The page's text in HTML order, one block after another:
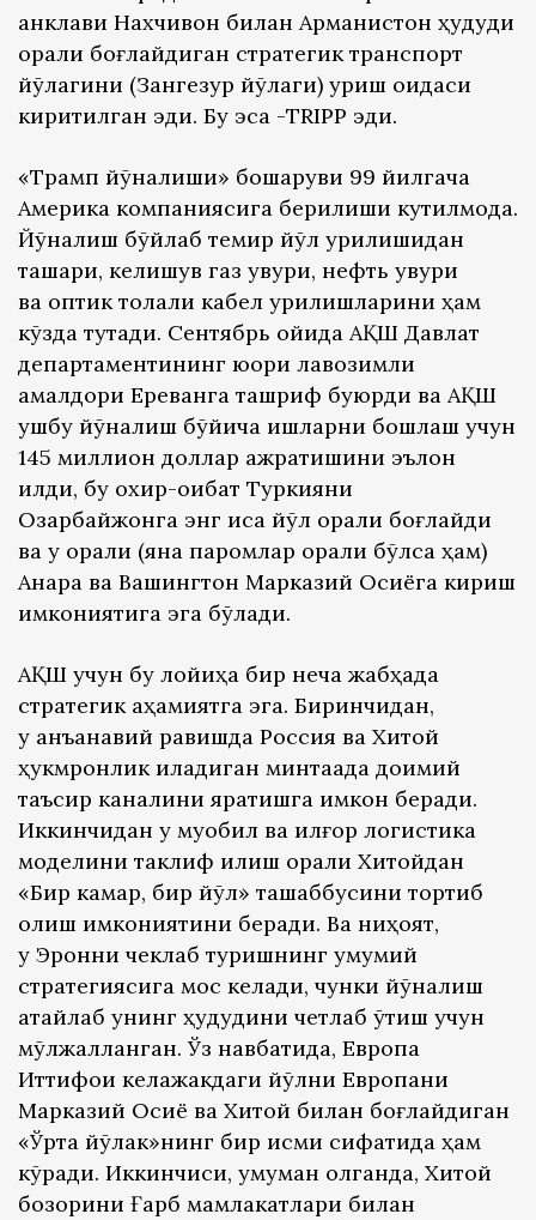
анклави Нахчивон билан Арманистон ҳудуди
орқали боғлайдиган стратегик транспорт
йўлагини (Зангезур йўлаги) қуриш қоидаси
киритилган эди. Бу эса -ТRIPP эди.
«Трамп йўналиши» бошқаруви 99 йилгача
Америка компаниясига берилиши кутилмоқда.
Йўналиш бўйлаб темир йўл қурилишидан
ташқари, келишув газ қувури, нефть қувури
ва оптик толали кабел қурилишларини ҳам
кўзда тутади. Сентябрь ойида АҚШ Давлат
департаментининг юқори лавозимли
амалдори Ереванга ташриф буюрди ва АҚШ
ушбу йўналиш бўйича ишларни бошлаш учун
145 миллион доллар ажратишини эълон
қилди, бу охир-оқибат Туркияни
Озарбайжонга энг қисқа йўл орқали боғлайди
ва у орқали (яна паромлар орқали бўлса ҳам)
Анқара ва Вашингтон Марказий Осиёга кириш
имкониятига эга бўлади.
АҚШ учун бу лойиҳа бир неча жабҳада
стратегик аҳамиятга эга. Биринчидан,
у анъанавий равишда Россия ва Хитой
ҳукмронлик қиладиган минтақада доимий
таъсир каналини яратишга имкон беради.
Иккинчидан у муқобил ва илғор логистика
моделини таклиф қилиш орқали Хитойдан
«Бир камар, бир йўл» ташаббусини тортиб
олиш имкониятини беради. Ва ниҳоят,
у Эронни чеклаб туришнинг умумий
стратегиясига мос келади, чунки йўналиш
атайлаб унинг ҳудудини четлаб ўтиш учун
мўлжалланган. Ўз навбатида, Европа
Иттифоқи келажакдаги йўлни Европани
Марказий Осиё ва Хитой билан боғлайдиган
«Ўрта йўлак»нинг бир қисми сифатида ҳам
кўради. Иккинчиси, умуман олганда, Хитой
бозорини Ғарб мамлакатлари билан